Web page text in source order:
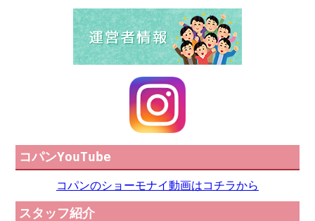
コパンYouTube
コパンのショーモナイ動画はコチラから
スタッフ紹介